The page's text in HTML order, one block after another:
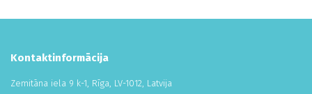
Kontaktinformācija
Zemitāna iela 9 k-1, Rīga, LV-1012, Latvija